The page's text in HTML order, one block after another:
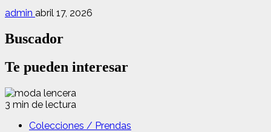
admin abril 17, 2026
Buscador
Te pueden interesar
3 min de lectura
Colecciones / Prendas